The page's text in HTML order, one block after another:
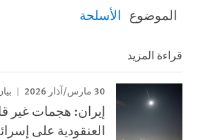
الموضوع الأسلحة
قراءة المزيد
30 مارس/آذار 2026
إيران: هجمات غير
العنقودية على